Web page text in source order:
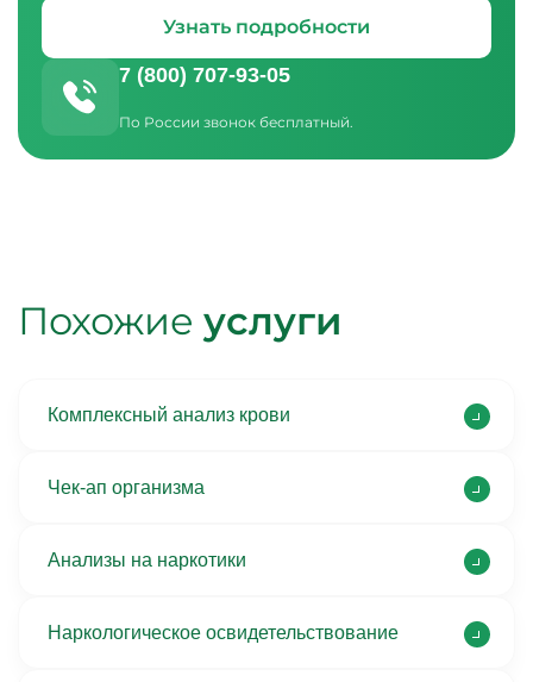
Узнать подробности
7 (800) 707-93-05
По России звонок бесплатный.
Похожие услуги
Комплексный анализ крови
Чек-ап организма
Анализы на наркотики
Наркологическое освидетельствование